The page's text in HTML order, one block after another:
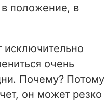
в положение, в
исключительно
очень
Почему? Потому
он может резко